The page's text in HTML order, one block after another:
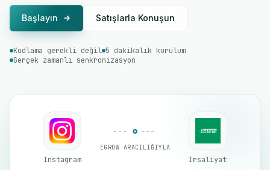
Başlayın Satışlarla Konuşun
Kodlama gerekli değil 5 dakikalık kurulum
Gerçek zamanlı senkronizasyon
Instagram
EGROW ARACILIĞIYLA
Irsaliyat